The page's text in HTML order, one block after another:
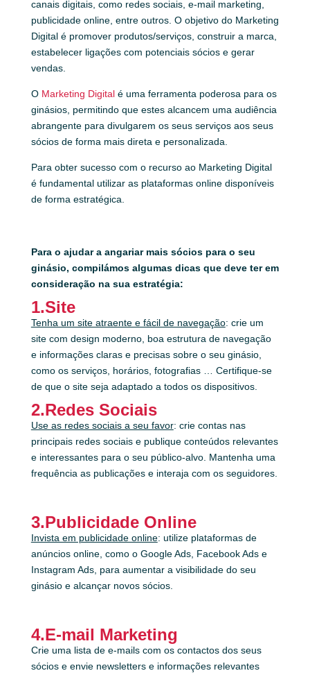
canais digitais, como redes sociais, e-mail marketing,
publicidade online, entre outros. O objetivo do Marketing
Digital é promover produtos/serviços, construir a marca,
estabelecer ligações com potenciais sócios e gerar
vendas.
O Marketing Digitalé uma ferramenta poderosa para os
ginásios, permitindo que estes alcancem uma audiência
abrangente para divulgarem os seus serviços aos seus
sócios de forma mais direta e personalizada.
Para obter sucesso com o recurso ao Marketing Digital
é fundamental utilizar as plataformas online disponíveis
de forma estratégica.
Para o ajudar a angariar mais sócios para o seu
ginásio, compilámos algumas dicas que deve ter em
consideração na sua estratégia:
1.Site
Tenha um site atraente e fácil de navegação: crie um
site com design moderno, boa estrutura de navegação
e informações claras e precisas sobre o seu ginásio,
como os serviços, horários, fotografias … Certifique-se
de que o site seja adaptado a todos os dispositivos.
2.Redes Sociais
Use as redes sociais a seu favor: crie contas nas
principais redes sociais e publique conteúdos relevantes
e interessantes para o seu público-alvo. Mantenha uma
frequência as publicações e interaja com os seguidores.
3.Publicidade Online
Invista em publicidade online: utilize plataformas de
anúncios online, como o Google Ads, Facebook Ads e
Instagram Ads, para aumentar a visibilidade do seu
ginásio e alcançar novos sócios.
4.E-mail Marketing
Crie uma lista de e-mails com os contactos dos seus
sócios e envie newsletters e informações relevantes